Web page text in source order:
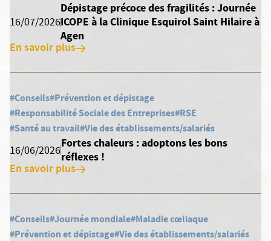
16/07/2026
Dépistage précoce des fragilités : Journée
ICOPE à la Clinique Esquirol Saint Hilaire à
Agen
En savoir plus
#Conseils#Prévention et dépistage
#Responsabilité Sociale des Entreprises#RSE
#Santé au travail#Vie des établissements/salariés
16/06/2026
Fortes chaleurs : adoptons les bons
réflexes !
En savoir plus
#Conseils#Journée mondiale#Maladie cœliaque
#Prévention et dépistage#Vie des établissements/salariés